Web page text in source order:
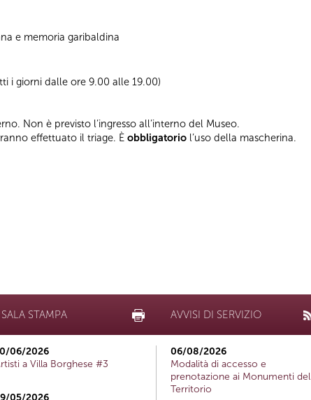
e memoria garibaldina
i giorni dalle ore 9.00 alle 19.00)
Non è previsto l’ingresso all’interno del Museo.
effettuato il triage. È obbligatorio l’uso della mascherina.
SALA STAMPA
06/2026
a Villa Borghese #3
AVVISI DI SERVIZIO
06/08/2026
Modalità di accesso e
prenotazione ai Monumenti del
Territorio